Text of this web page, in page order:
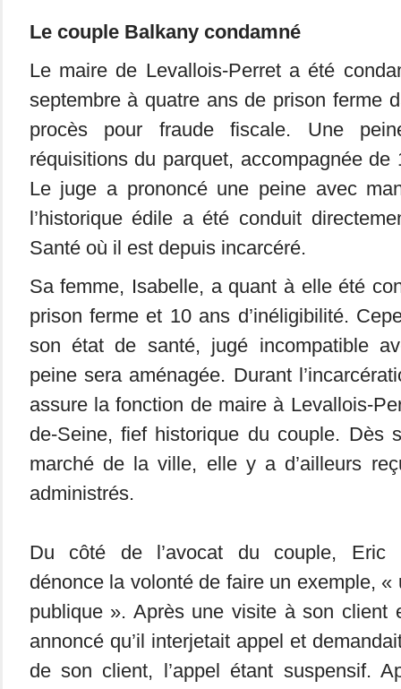
Le couple Balkany condamné
Le maire de Levallois-Perret a été
septembre à quatre ans de prison ferme
procès pour fraude fiscale. Une
réquisitions du parquet, accompagnée de
Le juge a prononcé une peine avec
l’historique édile a été conduit
Santé où il est depuis incarcéré.
Sa femme, Isabelle, a quant à elle été
prison ferme et 10 ans d’inéligibilité.
son état de santé, jugé incompatible
peine sera aménagée. Durant
assure la fonction de maire à Levallois-
de-Seine, fief historique du couple. Dès
marché de la ville, elle y a d’ailleurs
administrés.
Du côté de l’avocat du couple, Eric
dénonce la volonté de faire un exemple, «
publique ». Après une visite à son client
annoncé qu’il interjetait appel et
de son client, l’appel étant suspensif.